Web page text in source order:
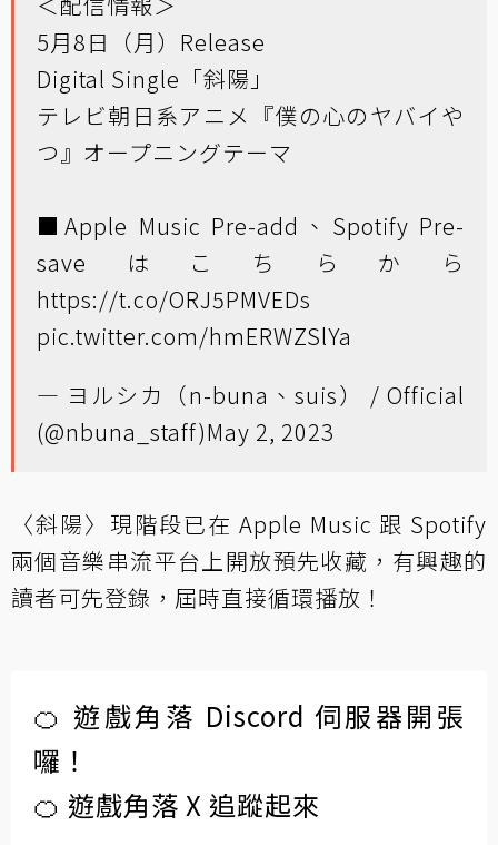
5月8日（月）Release
Digital Single「斜陽」
テレビ朝日系アニメ『僕の心のヤバイや
つ』オープニングテーマ
■Apple Music Pre-add、Spotify Pre-
saveはこちらから
https://t.co/ORJ5PMVEDs
pic.twitter.com/hmERWZSlYa
— ヨルシカ（n-buna、suis） / Official
(@nbuna_staff)May 2, 2023
〈斜陽〉現階段已在 Apple Music 跟 Spotify
兩個音樂串流平台上開放預先收藏，有興趣的
讀者可先登錄，屆時直接循環播放！
🍊 遊戲角落 Discord 伺服器開張
囉！
🍊 遊戲角落 X 追蹤起來